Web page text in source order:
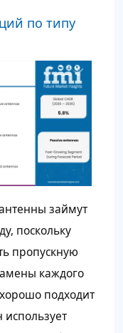
по типу
займут
поскольку
пропускную
каждого
подходит